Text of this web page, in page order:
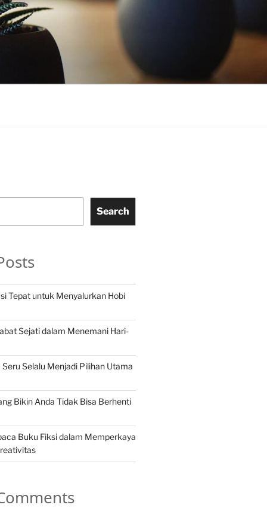
Search
Tepat untuk Menyalurkan Hobi
Sejati dalam Menemani Hari-
Selalu Menjadi Pilihan Utama
Bikin Anda Tidak Bisa Berhenti
Buku Fiksi dalam Memperkaya